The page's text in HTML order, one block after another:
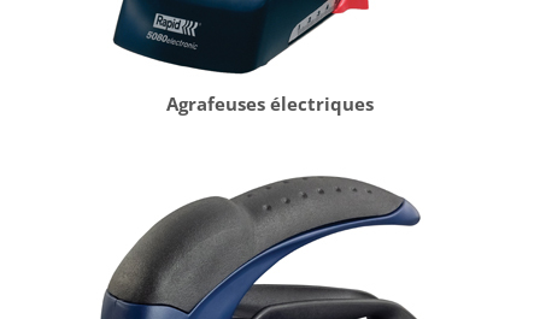
Agrafeuses électriques